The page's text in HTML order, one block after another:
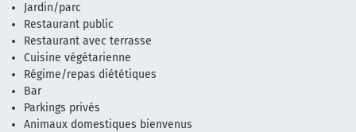
Jardin/parc
Restaurant public
Restaurant avec terrasse
Cuisine végétarienne
Régime/repas diététiques
Bar
Parkings privés
Animaux domestiques bienvenus